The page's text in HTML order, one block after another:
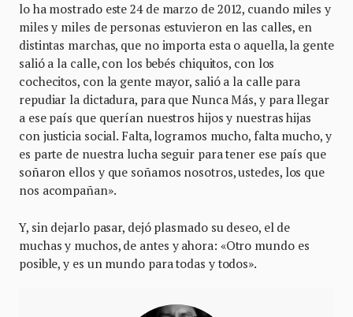
lo ha mostrado este 24 de marzo de 2012, cuando miles y
miles y miles de personas estuvieron en las calles, en
distintas marchas, que no importa esta o aquella, la gente
salió a la calle, con los bebés chiquitos, con los
cochecitos, con la gente mayor, salió a la calle para
repudiar la dictadura, para que Nunca Más, y para llegar
a ese país que querían nuestros hijos y nuestras hijas
con justicia social. Falta, logramos mucho, falta mucho, y
es parte de nuestra lucha seguir para tener ese país que
soñaron ellos y que soñamos nosotros, ustedes, los que
nos acompañan».
Y, sin dejarlo pasar, dejó plasmado su deseo, el de
muchas y muchos, de antes y ahora: «Otro mundo es
posible, y es un mundo para todas y todos».